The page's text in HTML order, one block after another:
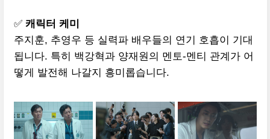
✅ 캐릭터 케미
주지훈, 추영우 등 실력파 배우들의 연기 호흡이 기대
됩니다. 특히 백강혁과 양재원의 멘토-멘티 관계가 어
떻게 발전해 나갈지 흥미롭습니다.